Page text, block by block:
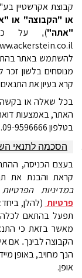
קבוצת אקרשטיין
או "הקבוצה" או
"אתה"
)
, על
להשתמש באתר
מנוסחים בלשון זכר
קרא בעיון את
בכל שאלה או בקשה
האתר, באמצעות
בטלפון09-9596666
.
הסכמה לתנאי
בעצם הכניסה,
קראת והבנת את
במדיניות הפרטיות
פרטיות (להלן, ביחד:
תפעל בהתאם לכל
מאשר בזאת כי
הקבוצה לבינך. אם
הנך מחויב, באופן
אופן.